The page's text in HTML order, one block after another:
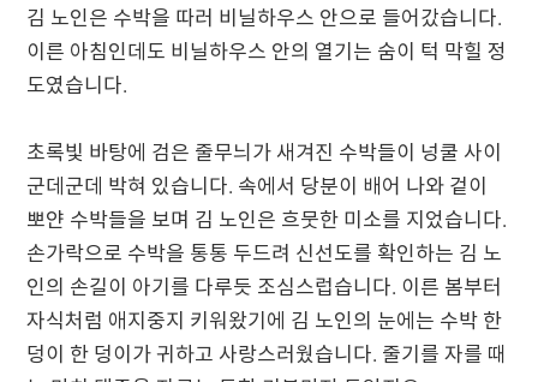
김 노인은 수박을 따러 비닐하우스 안으로 들어갔습니다.
이른 아침인데도 비닐하우스 안의 열기는 숨이 턱 막힐 정
도였습니다.
초록빛 바탕에 검은 줄무늬가 새겨진 수박들이 넝쿨 사이
군데군데 박혀 있습니다. 속에서 당분이 배어 나와 겉이
뽀얀 수박들을 보며 김 노인은 흐뭇한 미소를 지었습니다.
손가락으로 수박을 통통 두드려 신선도를 확인하는 김 노
인의 손길이 아기를 다루듯 조심스럽습니다. 이른 봄부터
자식처럼 애지중지 키워왔기에 김 노인의 눈에는 수박 한
덩이 한 덩이가 귀하고 사랑스러웠습니다. 줄기를 자를 때